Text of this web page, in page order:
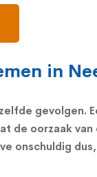
in
gevolgen.
de oorzaak
onschuldig